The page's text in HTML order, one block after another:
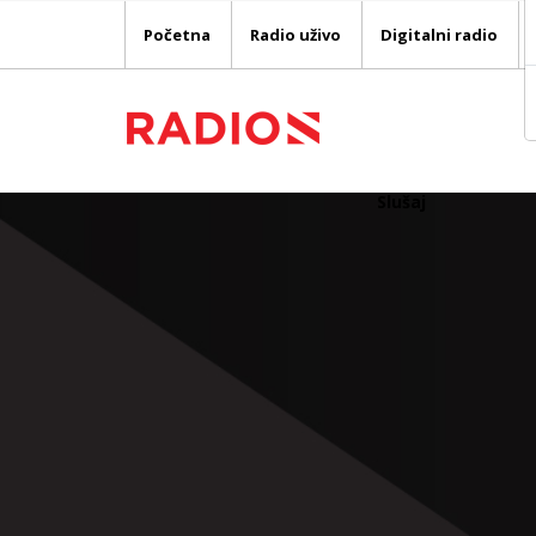
Početna Radio uživo Digitalni radio